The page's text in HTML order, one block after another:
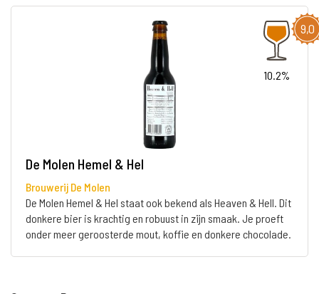
9,0
10.2%
De Molen Hemel & Hel
Brouwerij De Molen
De Molen Hemel & Hel staat ook bekend als Heaven & Hell. Dit
donkere bier is krachtig en robuust in zijn smaak. Je proeft
onder meer geroosterde mout, koffie en donkere chocolade.